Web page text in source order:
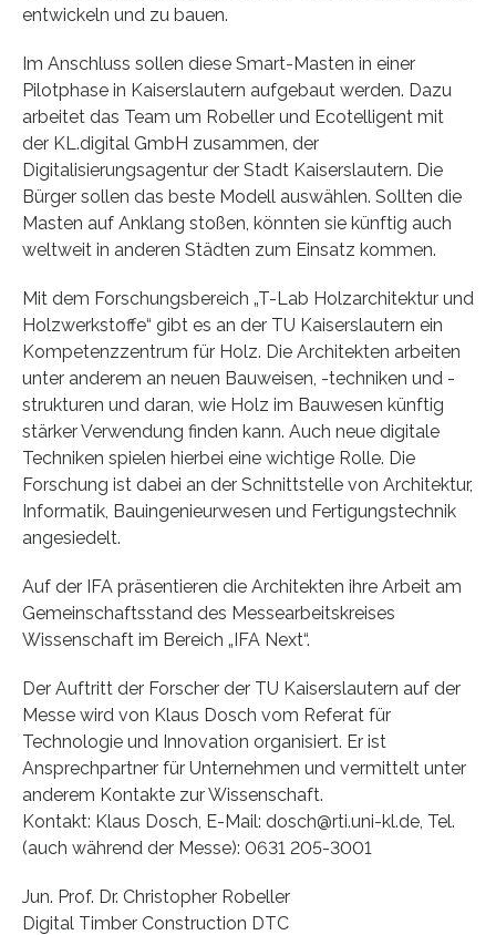
entwickeln und zu bauen.
Im Anschluss sollen diese Smart-Masten in einer
Pilotphase in Kaiserslautern aufgebaut werden. Dazu
arbeitet das Team um Robeller und Ecotelligent mit
der KL.digital GmbH zusammen, der
Digitalisierungsagentur der Stadt Kaiserslautern. Die
Bürger sollen das beste Modell auswählen. Sollten die
Masten auf Anklang stoßen, könnten sie künftig auch
weltweit in anderen Städten zum Einsatz kommen.
Mit dem Forschungsbereich „T-Lab Holzarchitektur und
Holzwerkstoffe“ gibt es an der TU Kaiserslautern ein
Kompetenzzentrum für Holz. Die Architekten arbeiten
unter anderem an neuen Bauweisen, -techniken und -
strukturen und daran, wie Holz im Bauwesen künftig
stärker Verwendung finden kann. Auch neue digitale
Techniken spielen hierbei eine wichtige Rolle. Die
Forschung ist dabei an der Schnittstelle von Architektur,
Informatik, Bauingenieurwesen und Fertigungstechnik
angesiedelt.
Auf der IFA präsentieren die Architekten ihre Arbeit am
Gemeinschaftsstand des Messearbeitskreises
Wissenschaft im Bereich „IFA Next“.
Der Auftritt der Forscher der TU Kaiserslautern auf der
Messe wird von Klaus Dosch vom Referat für
Technologie und Innovation organisiert. Er ist
Ansprechpartner für Unternehmen und vermittelt unter
anderem Kontakte zur Wissenschaft.
Kontakt: Klaus Dosch, E-Mail: dosch@rti.uni-kl.de, Tel.
(auch während der Messe): 0631 205-3001
Jun. Prof. Dr. Christopher Robeller
Digital Timber Construction DTC